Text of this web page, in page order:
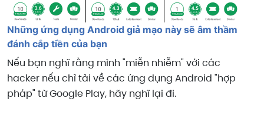
Những ứng dụng Android giả mạo này sẽ âm thầm
đánh cắp tiền của bạn
Nếu bạn nghĩ rằng mình "miễn nhiễm" với các
hacker nếu chỉ tải về các ứng dụng Android "hợp
pháp" từ Google Play, hãy nghĩ lại đi.